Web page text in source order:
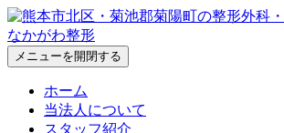
メニューを開閉する
ホーム
当法人について
スタッフ紹介